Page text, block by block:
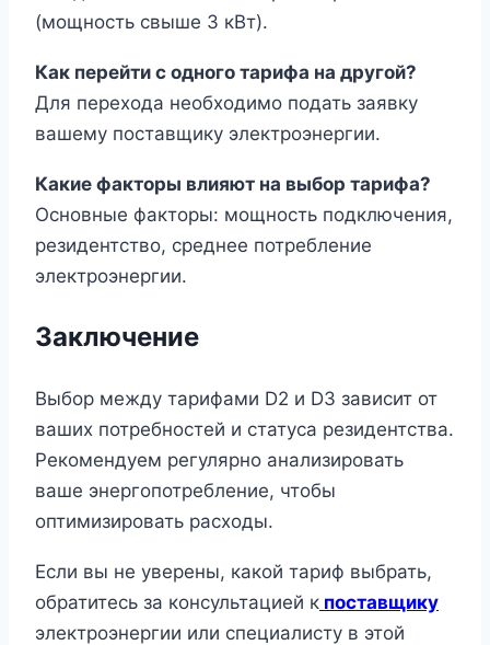
(мощность свыше 3 кВт).
Как перейти с одного тарифа на другой?
Для перехода необходимо подать заявку
вашему поставщику электроэнергии.
Какие факторы влияют на выбор тарифа?
Основные факторы: мощность подключения,
резидентство, среднее потребление
электроэнергии.
Заключение
Выбор между тарифами D2 и D3 зависит от
ваших потребностей и статуса резидентства.
Рекомендуем регулярно анализировать
ваше энергопотребление, чтобы
оптимизировать расходы.
Если вы не уверены, какой тариф выбрать,
обратитесь за консультацией к поставщику
электроэнергии или специалисту в этой